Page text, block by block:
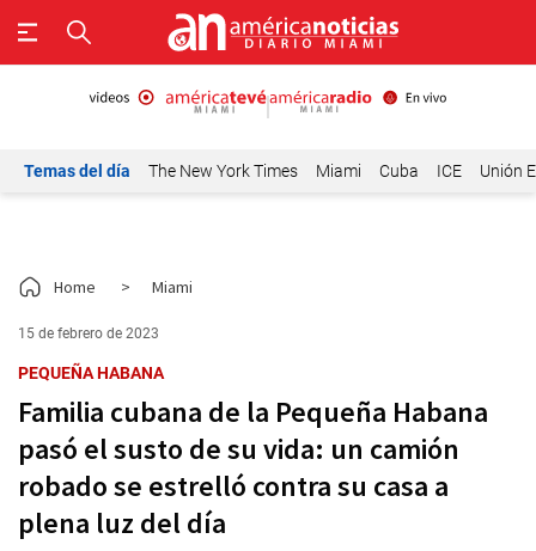
Temas del día The New York Times Miami Cuba ICE Unión
Home > Miami
15 de febrero de 2023
PEQUEÑA HABANA
Familia cubana de la Pequeña Habana
pasó el susto de su vida: un camión
robado se estrelló contra su casa a
plena luz del día